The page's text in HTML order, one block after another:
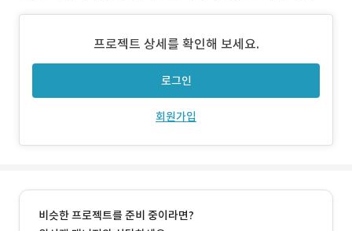
추후 전화상담
프로젝트 상세를 확인해 보세요.
로그인
회원가입
비슷한 프로젝트를 준비 중이라면?